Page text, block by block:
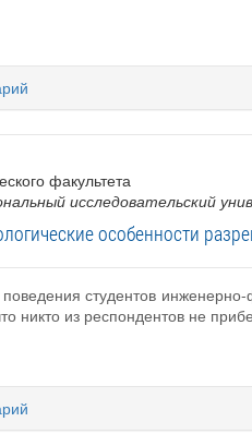
факультета
исследовательский
особенности
студентов
никто из респондентов не